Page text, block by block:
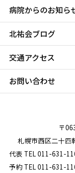
病院からのお知ら
北祐会ブログ
交通アクセス
お問い合わせ
〒
札幌市西区二十四
代表 TEL 011-631-
予約 TEL 011-631-